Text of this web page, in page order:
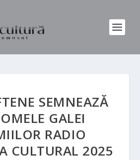
SEMNEAZĂ
GALEI
RADIO
CULTURAL 2025